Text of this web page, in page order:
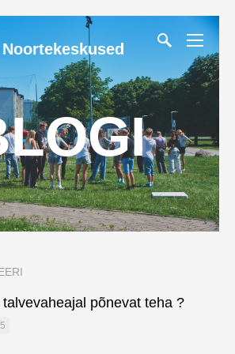
põnevat teha ?